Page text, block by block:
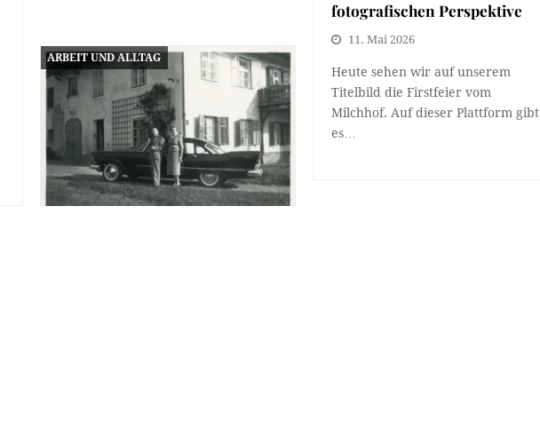
fotografischen Perspektive
11. Mai 2026
Heute sehen wir auf unserem
Titelbild die Firstfeier vom
Milchhof. Auf dieser Plattform gibt
es…
ARBEIT UND ALLTAG